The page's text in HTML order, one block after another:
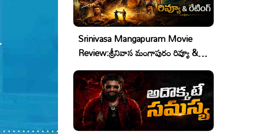
Srinivasa Mangapuram Movie
Review:శ్రీనివాస మంగాపురం రివ్యూ &
రేటింగ్